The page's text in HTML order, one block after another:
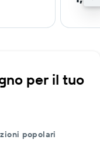
per il tuo
popolari